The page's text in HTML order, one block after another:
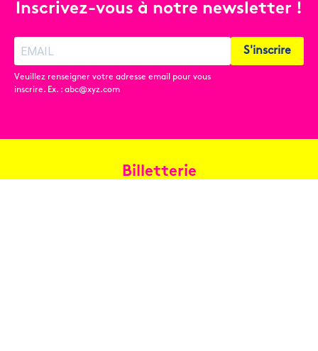
Inscrivez-vous à notre newsletter !
Veuillez renseigner votre adresse email pour vous
inscrire. Ex. : abc@xyz.com
S'inscrire
Billetterie